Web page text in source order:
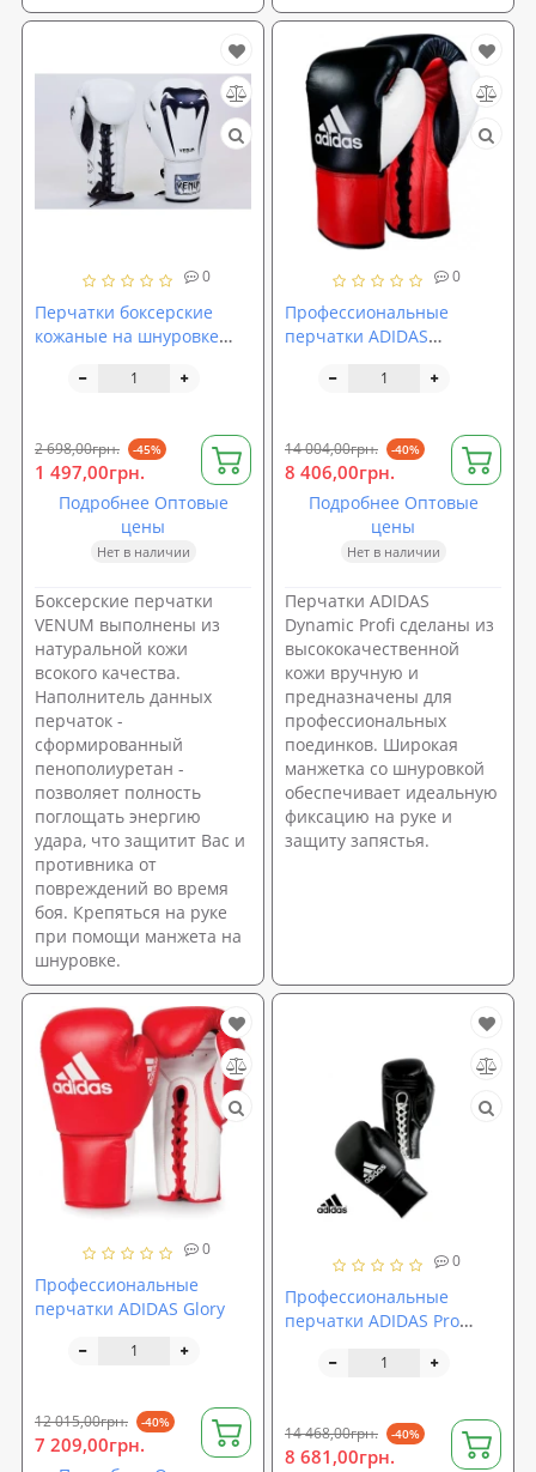
0
Перчатки боксерские
кожаные на шнуровке
(VL-5786)
2 698,00грн. -45%
1 497,00грн.
Подробнее Оптовые
цены
Нет в наличии
Боксерские перчатки
VENUM выполнены из
натуральной кожи
всокого качества.
Наполнитель данных
перчаток -
сформированный
пенополиуретан -
позволяет полность
поглощать энергию
удара, что защитит Вас и
противника от
повреждений во время
боя. Крепяться на руке
при помощи манжета на
шнуровке.
0
Профессиональные
перчатки ADIDAS
14 004,00грн. -40%
8 406,00грн.
Подробнее Оптовые
цены
Нет в наличии
Перчатки ADIDAS
Dynamic Profi сделаны из
высококачественной
кожи вручную и
предназначены для
профессиональных
поединков. Широкая
манжетка со шнуровкой
обеспечивает идеальную
фиксацию на руке и
защиту запястья.
0
Профессиональные
перчатки ADIDAS Glory
12 015,00грн. -40%
7 209,00грн.
0
Профессиональные
перчатки ADIDAS Pro
14 468,00грн. -40%
8 681,00грн.